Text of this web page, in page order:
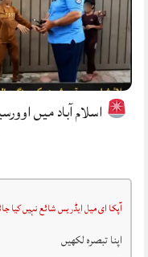
اسلام آباد میں
آپکا ای میل ایڈریس شائع نہیں کیا
اپنا تبصرہ لکھیں